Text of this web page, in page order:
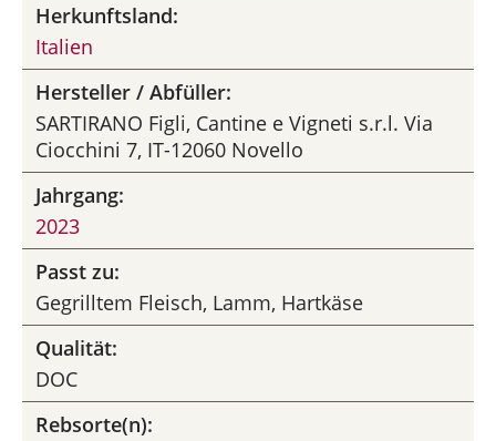
Herkunftsland:
Italien
Hersteller / Abfüller:
SARTIRANO Figli, Cantine e Vigneti s.r.l. Via
Ciocchini 7, IT-12060 Novello
Jahrgang:
2023
Passt zu:
Gegrilltem Fleisch, Lamm, Hartkäse
Qualität:
DOC
Rebsorte(n):